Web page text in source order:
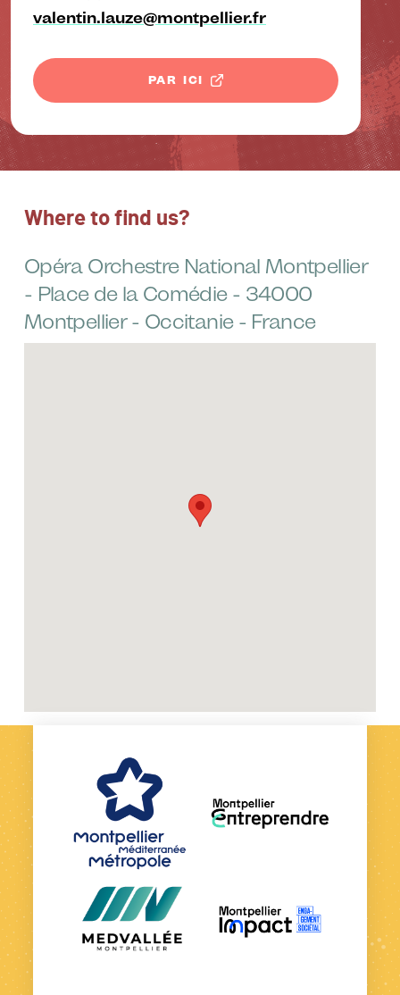
valentin.lauze@montpellier.fr
PAR ICI
Where to find us?
Opéra Orchestre National Montpellier
- Place de la Comédie - 34000
Montpellier - Occitanie - France